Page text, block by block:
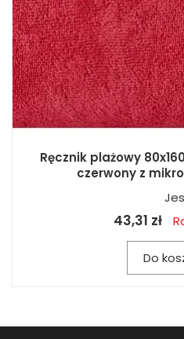
Ręcznik plażowy
czerwony z
43,31 zł
Do